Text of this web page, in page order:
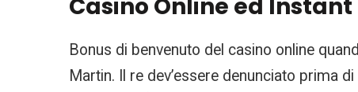
Casino Online ed
Bonus di benvenuto del casino online
Martin. Il re dev’essere denunciato prima